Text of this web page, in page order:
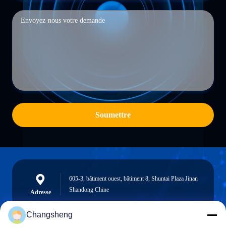
Soumettre
Adresse
605-3, bâtiment ouest, bâtiment 8, Shuntai Plaza Jinan
Shandong Chine
Changsheng